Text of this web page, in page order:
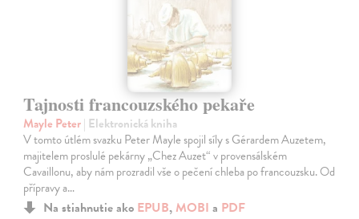
Tajnosti francouzského pekaře
Mayle Peter| Elektronická kniha
V tomto útlém svazku Peter Mayle spojil síly s Gérardem Auzetem,
majitelem proslulé pekárny „Chez Auzet“ v provensálském
Cavaillonu, aby nám prozradil vše o pečení chleba po francouzsku. Od
přípravy a…
Na stiahnutie ako EPUB, MOBI a PDF